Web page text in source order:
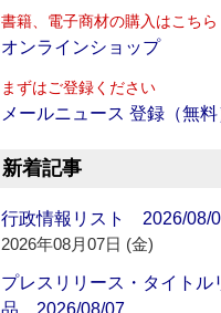
書籍、電子商材の購入はこちら
オンラインショップ
まずはご登録ください
メールニュース 登録（無料
新着記事
行政情報リスト 2026/08/
2026年08月07日 (金)
プレスリリース・タイトル
品 2026/08/07